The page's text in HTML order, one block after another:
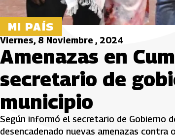
MI PAÍS
Viernes, 8 Noviembre , 2024
Amenazas en
secretario de
municipio
Según informó el secretario de Gobierno
desencadenado nuevas amenazas